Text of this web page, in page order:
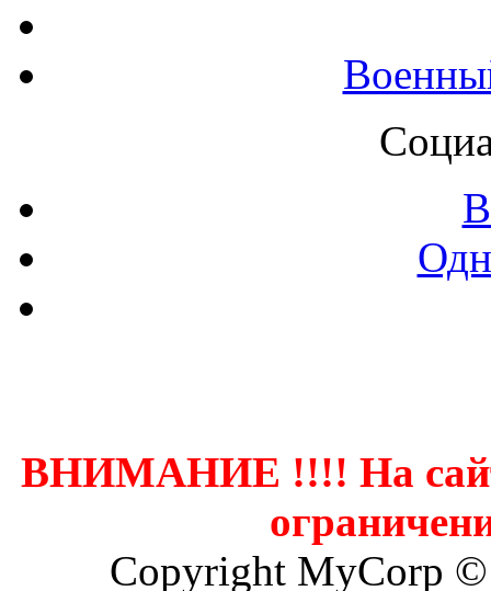
ВНИМАНИЕ !!!! На
Copyright MyCorp